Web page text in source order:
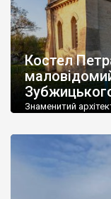
Костел
Знаменитий
у 15 храмах ним
житлових і
120 сакральних та
дітищ є храм
Станіслава (він ж